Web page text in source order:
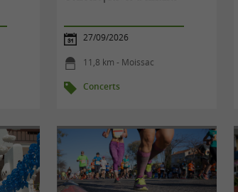
27/09/2026
11,8 km - Moissac
Concerts